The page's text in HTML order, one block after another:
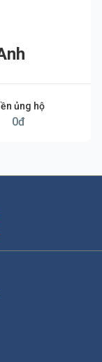
ủng hộ
0đ